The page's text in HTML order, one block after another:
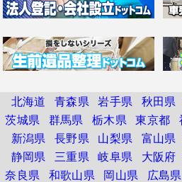
北海道 青森県 岩手県 秋田県
茨城県 群馬県 栃木県 東京都
新潟県 長野県 山梨県 富山県
静岡県 三重県 岐阜県 大阪府
奈良県 和歌山県 岡山県 広島県